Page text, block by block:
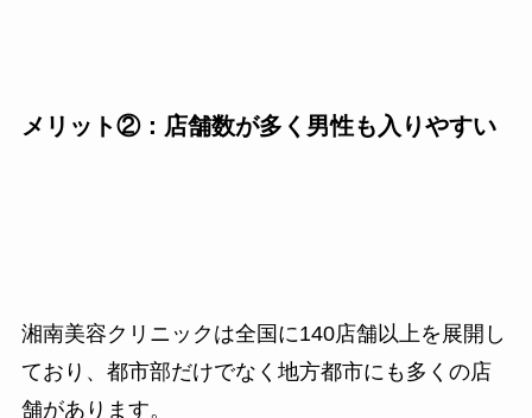
メリット②：店舗数が多く男性も入りやすい
湘南美容クリニックは全国に140店舗以上を展開し
ており、都市部だけでなく地方都市にも多くの店
舗があります。